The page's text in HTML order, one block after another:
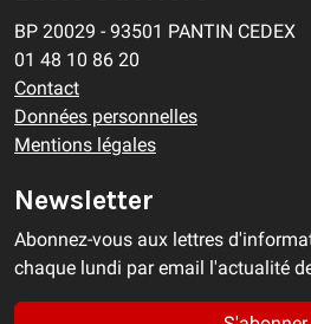
BP 20029 - 93501 PANTIN CEDEX
01 48 10 86 20
Contact
Données personnelles
Mentions légales
Newsletter
Abonnez-vous aux lettres
chaque lundi par email l'actualité